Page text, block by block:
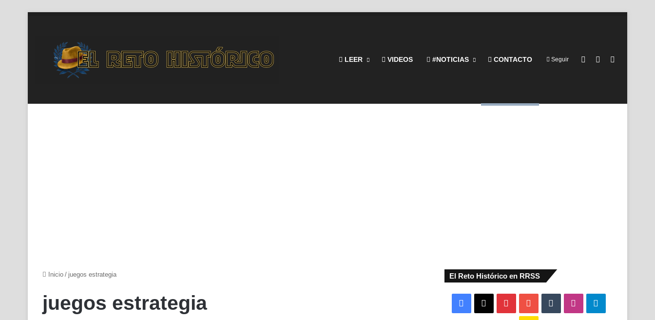
LEER VIDEOS #NOTICIAS CONTACTO Seguir Barra lateral
Switch skin
Inicio / juegos estrategia
juegos estrategia
El Reto Histórico en RRSS
Facebook PinterestYouTubeTumblr Instagram